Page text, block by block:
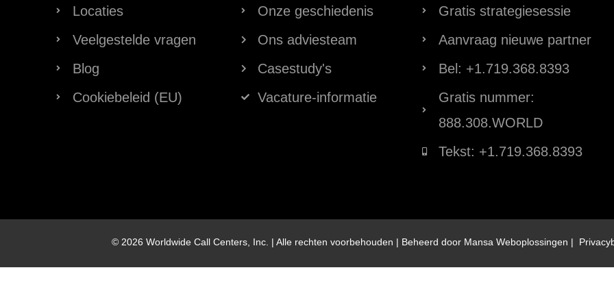
Locaties
Veelgestelde vragen
Blog
Cookiebeleid (EU)
Onze geschiedenis
Ons adviesteam
Casestudy's
Vacature-informatie
Gratis strategiesessie
Aanvraag nieuwe partner
Bel: +1.719.368.8393
Gratis nummer:
888.308.WORLD
Tekst: +1.719.368.8393
© 2026 Worldwide Call Centers, Inc. | Alle rechten voorbehouden | Beheerd door Mansa Weboplossingen |